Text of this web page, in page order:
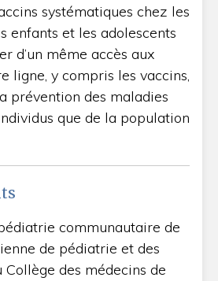
systématiques chez les
enfants et les adolescents
d’un même accès aux
ligne, y compris les vaccins,
prévention des maladies
que de la population
communautaire de
de pédiatrie et des
des médecins de